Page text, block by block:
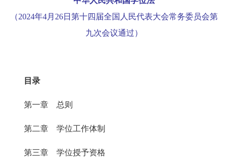
（2024年4月26日第十四届全国人民代表大会常务委员会第
九次会议通过）
目录
第一章 总则
第二章 学位工作体制
第三章 学位授予资格